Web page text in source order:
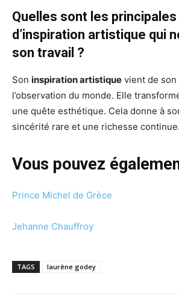
Quelles sont les
d’inspiration artistique qui
son travail ?
Son inspiration artistique vient de
l’observation du monde. Elle
une quête esthétique. Cela donne à
sincérité rare et une richesse continue.
Vous pouvez
Prince Michel de Grèce
Jehanne Chauffroy
TAGS laurène godey